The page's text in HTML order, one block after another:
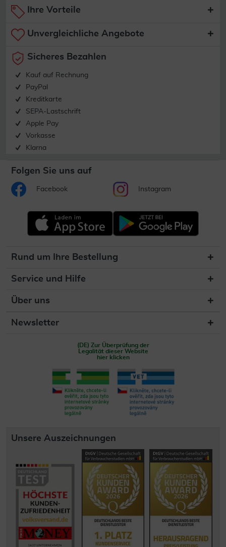
Ihre Vorteile
Unvergleichliche Angebote
Sicheres Bezahlen
Kauf auf Rechnung
PayPal
Kreditkarte
SEPA-Lastschrift
Apple Pay
Vorkasse
Klarna
Folgen Sie uns auf
Facebook Instagram
Rund um Ihre Bestellung
Service und Hilfe
Über uns
Newsletter
(DE) Zur Überprüfung der
Legalität dieser Website
hier klicken
Unsere Auszeichnungen